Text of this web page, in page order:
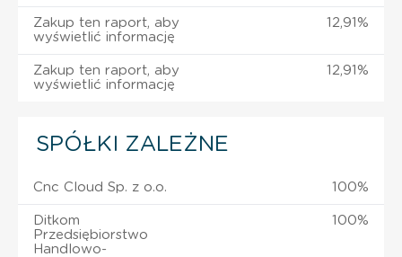
Zakup ten raport, aby
wyświetlić informację
12,91%
Zakup ten raport, aby
wyświetlić informację
12,91%
SPÓŁKI ZALEŻNE
Cnc Cloud Sp. z o.o. 100%
Ditkom
Przedsiębiorstwo
Handlowo-
100%